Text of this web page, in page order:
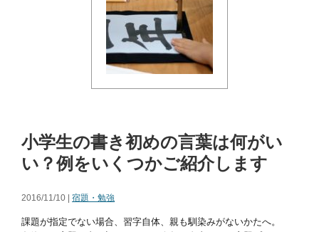
小学生の書き初めの言葉は何がい
い？例をいくつかご紹介します
2016/11/10 | 宿題・勉強
課題が指定でない場合、習字自体、親も馴染みがないかたへ。